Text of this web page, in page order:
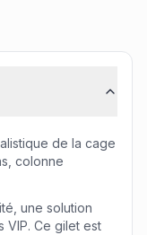
de la cage
colonne
une solution
VIP. Ce gilet est